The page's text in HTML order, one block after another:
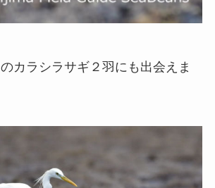
カラシラサギ２羽にも出会えま